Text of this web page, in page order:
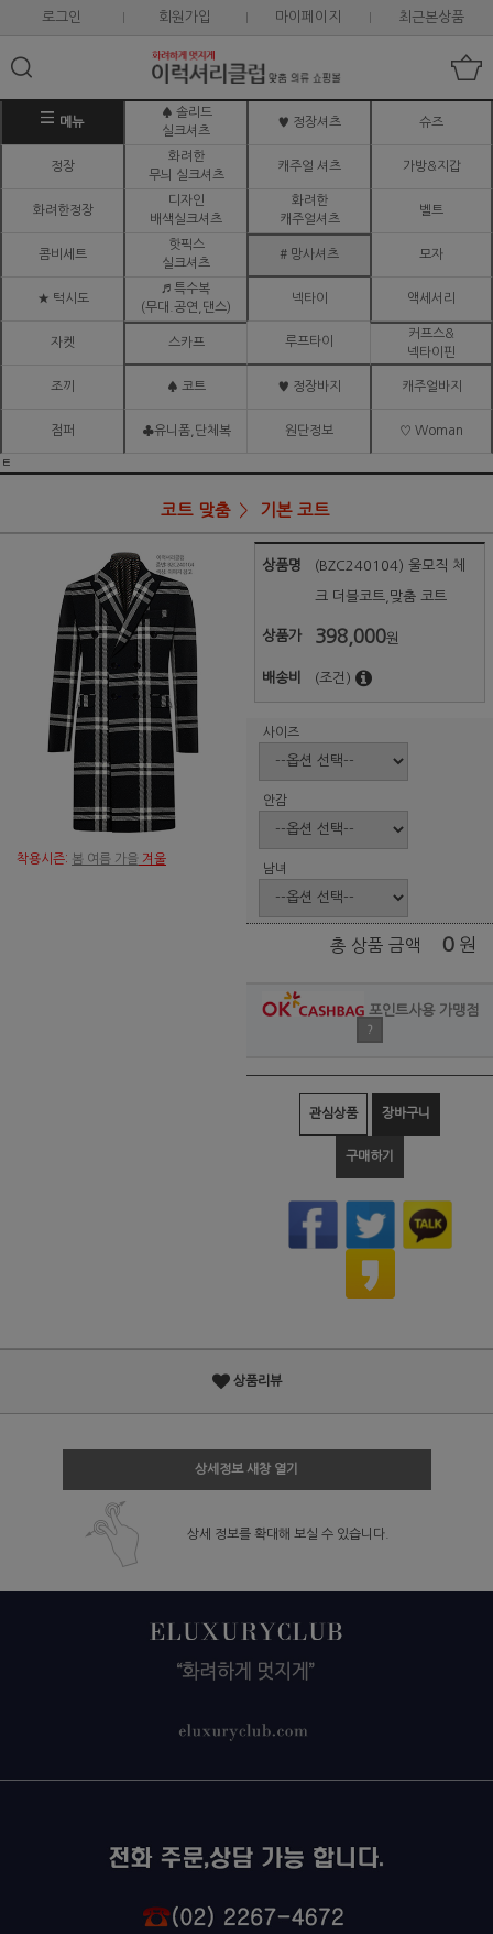
로그인 회원가입 마이페이지 최근본상품
메뉴
♠ 솔리드
실크셔츠
♥ 정장셔츠 슈즈
정장
화려한
무늬 실크셔츠
캐주얼 셔츠 가방&지갑
화려한정장
디자인
배색실크셔츠
화려한
캐주얼셔츠
벨트
콤비세트
핫픽스
실크셔츠
# 망사셔츠 모자
★ 턱시도
♬ 특수복
(무대.공연,댄스)
넥타이 액세서리
자켓 스카프 루프타이
커프스&
넥타이핀
조끼 ♠ 코트 ♥ 정장바지 캐주얼바지
점퍼 ♣유니폼,단체복 원단정보 ♡ Woman
ㅌ
코트 맞춤 기본 코트
착용시즌: 봄 여름 가을 겨울
상품명 (BZC240104) 울모직 체
크 더블코트,맞춤 코트
상품가 398,000원
배송비 (조건)
사이즈
안감
남녀
총 상품 금액 0 원
포인트사용 가맹점
?
관심상품 장바구니
구매하기
상품리뷰
상세정보 새창 열기
상세 정보를 확대해 보실 수 있습니다.